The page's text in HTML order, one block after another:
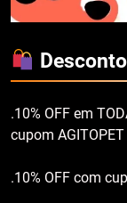
.10% OFF em
cupom AGITOPET
.10% OFF com